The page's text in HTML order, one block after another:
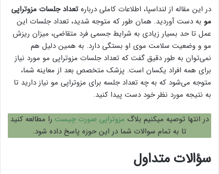
در این مقاله از لنداسپا، اطلاعات کاملی درباره تعداد جلسات مزوتراپی
مو به دست آوردید. همان طور که متوجه شدید، تعداد جلسات این
عمل تا حد بسیار زیادی به شرایط جسمی فرد متقاضی، میزان ریزش
مو و وضعیت سلامت موی او بستگی دارد. به همین دلیل هم
نمی‌توان به طور دقیق گفت که تعداد جلسات مزوتراپی مو مورد نیاز
برای همه افراد یکسان است. پزشک متخصص بعد از معاینه شما،
متوجه می‌شود که به چه تعداد جلسه برای مزوتراپی مو نیاز دارید تا
به نتیجه مورد نظر خود دست پیدا کنید.
در انتها توصیه میکنیم بلاگ مزوتراپی صورت چیست را مطالعه کنید
تا به تمام سوالات شما در این حوزه پاسخ داده شود.
سؤالات متداول